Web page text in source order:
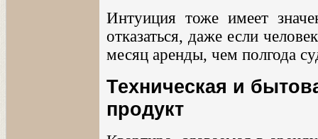
Интуиция тоже имеет
отказаться, даже если
месяц аренды, чем полгода
Техническая и
продукт